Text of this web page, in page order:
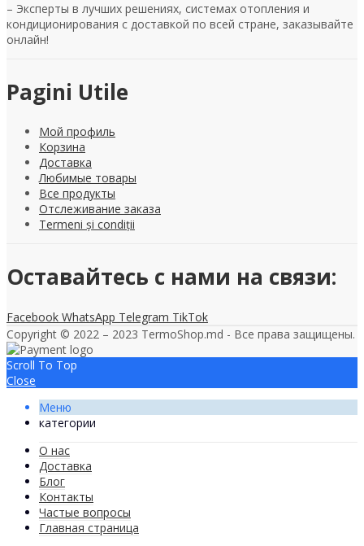
– Эксперты в лучших решениях, системах отопления и
кондиционирования с доставкой по всей стране, заказывайте
онлайн!
Pagini Utile
Мой профиль
Корзина
Доставка
Любимые товары
Все продукты
Отслеживание заказа
Termeni și condiții
Оставайтесь с нами на связи:
Facebook WhatsApp Telegram TikTok
Copyright © 2022 – 2023 TermoShop.md - Все права защищены.
Scroll To Top
Close
Меню
категории
О нас
Доставка
Блог
Контакты
Частые вопросы
Главная страница